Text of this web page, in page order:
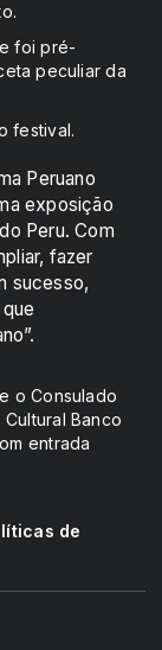
foi pré-
peculiar da
festival.
Peruano
exposição
Peru. Com
fazer
sucesso,
o Consulado
Banco
entrada
de